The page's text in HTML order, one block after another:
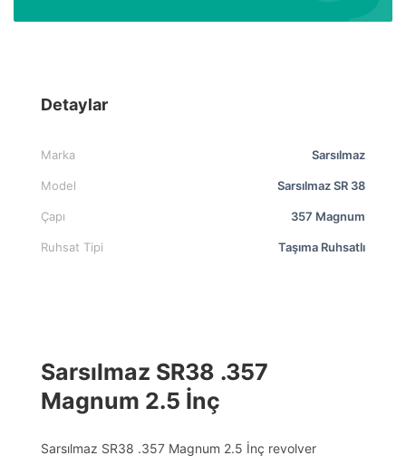
Detaylar
Marka Sarsılmaz
Model Sarsılmaz SR 38
Çapı 357 Magnum
Ruhsat Tipi Taşıma Ruhsatlı
Sarsılmaz SR38 .357
Magnum 2.5 İnç
Sarsılmaz SR38 .357 Magnum 2.5 İnç revolver